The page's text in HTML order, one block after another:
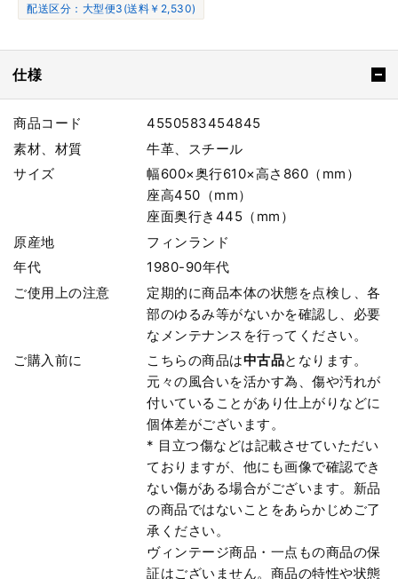
配送区分：大型便3(送料￥2,530)
仕様
商品コード
4550583454845
素材、材質
牛革、スチール
サイズ
幅600×奥行610×高さ860（mm）
座高450（mm）
座面奥行き445（mm）
原産地
フィンランド
年代
1980-90年代
ご使用上の注意
定期的に商品本体の状態を点検し、各
部のゆるみ等がないかを確認し、必要
なメンテナンスを行ってください。
ご購入前に
こちらの商品は中古品となります。
元々の風合いを活かす為、傷や汚れが
付いていることがあり仕上がりなどに
個体差がございます。
* 目立つ傷などは記載させていただい
ておりますが、他にも画像で確認でき
ない傷がある場合がございます。新品
の商品ではないことをあらかじめご了
承ください。
ヴィンテージ商品・一点もの商品の保
証はございません。商品の特性や状態